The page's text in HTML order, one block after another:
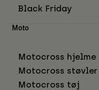
Black Friday
Moto
Motocross hjelme
Motocross støvler
Motocross tøj